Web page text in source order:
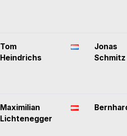
Tom
Heindrichs
Jonas
Schmitz
Maximilian
Lichtenegger